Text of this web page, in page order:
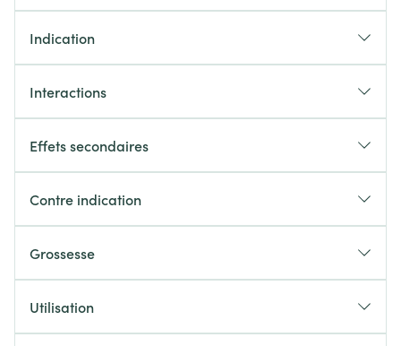
Indication
Interactions
Effets secondaires
Contre indication
Grossesse
Utilisation